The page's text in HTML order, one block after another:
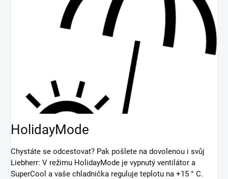
HolidayMode
Chystáte se odcestovat? Pak pošlete na dovolenou i svůj
Liebherr: V režimu HolidayMode je vypnutý ventilátor a
SuperCool a vaše chladnička reguluje teplotu na +15 ° C.